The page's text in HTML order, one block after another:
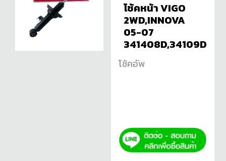
โช้คหน้า VIGO
2WD,INNOVA
05-07
341408D,34109D
โช้คอัพ